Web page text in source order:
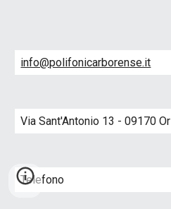
info@polifonicarborense.it
Via Sant'Antonio 13 - 09170
Telefono